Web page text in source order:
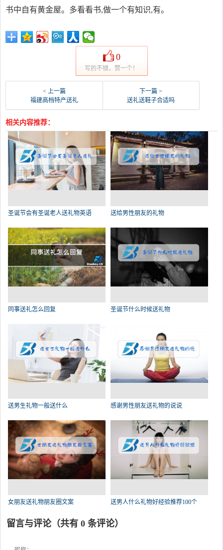
书中自有黄金屋。多看看书,做一个有知识,有。
0
写的不错，赞一个！
< 上一篇
福建高档特产送礼
下一篇 >
送礼送鞋子合适吗
相关内容推荐：
圣诞节会有圣诞老人送礼物英语 送给男性朋友的礼物
同事送礼怎么回复 圣诞节什么时候送礼物
送男生礼物一般送什么 感谢男性朋友送礼物的说说
女朋友送礼物朋友圈文案 送男人什么礼物好经验推荐100个
留言与评论（共有 0 条评论）